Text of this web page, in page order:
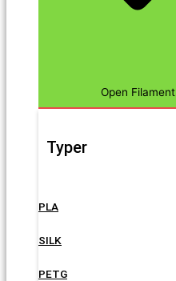
Open Filament
Typer
PLA
SILK
PETG